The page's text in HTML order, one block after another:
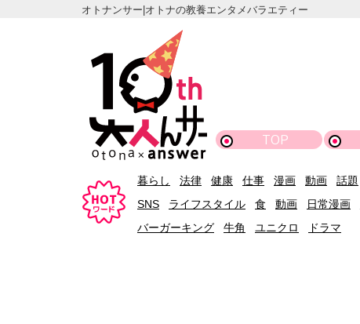
オトナンサー|オトナの教養エンタメバラエティー
TOP
暮らし 法律 健康 仕事 漫画 動画 話題
SNS
ライフスタイル 食 動画 日常漫画
バーガーキング
牛角 ユニクロ ドラマ